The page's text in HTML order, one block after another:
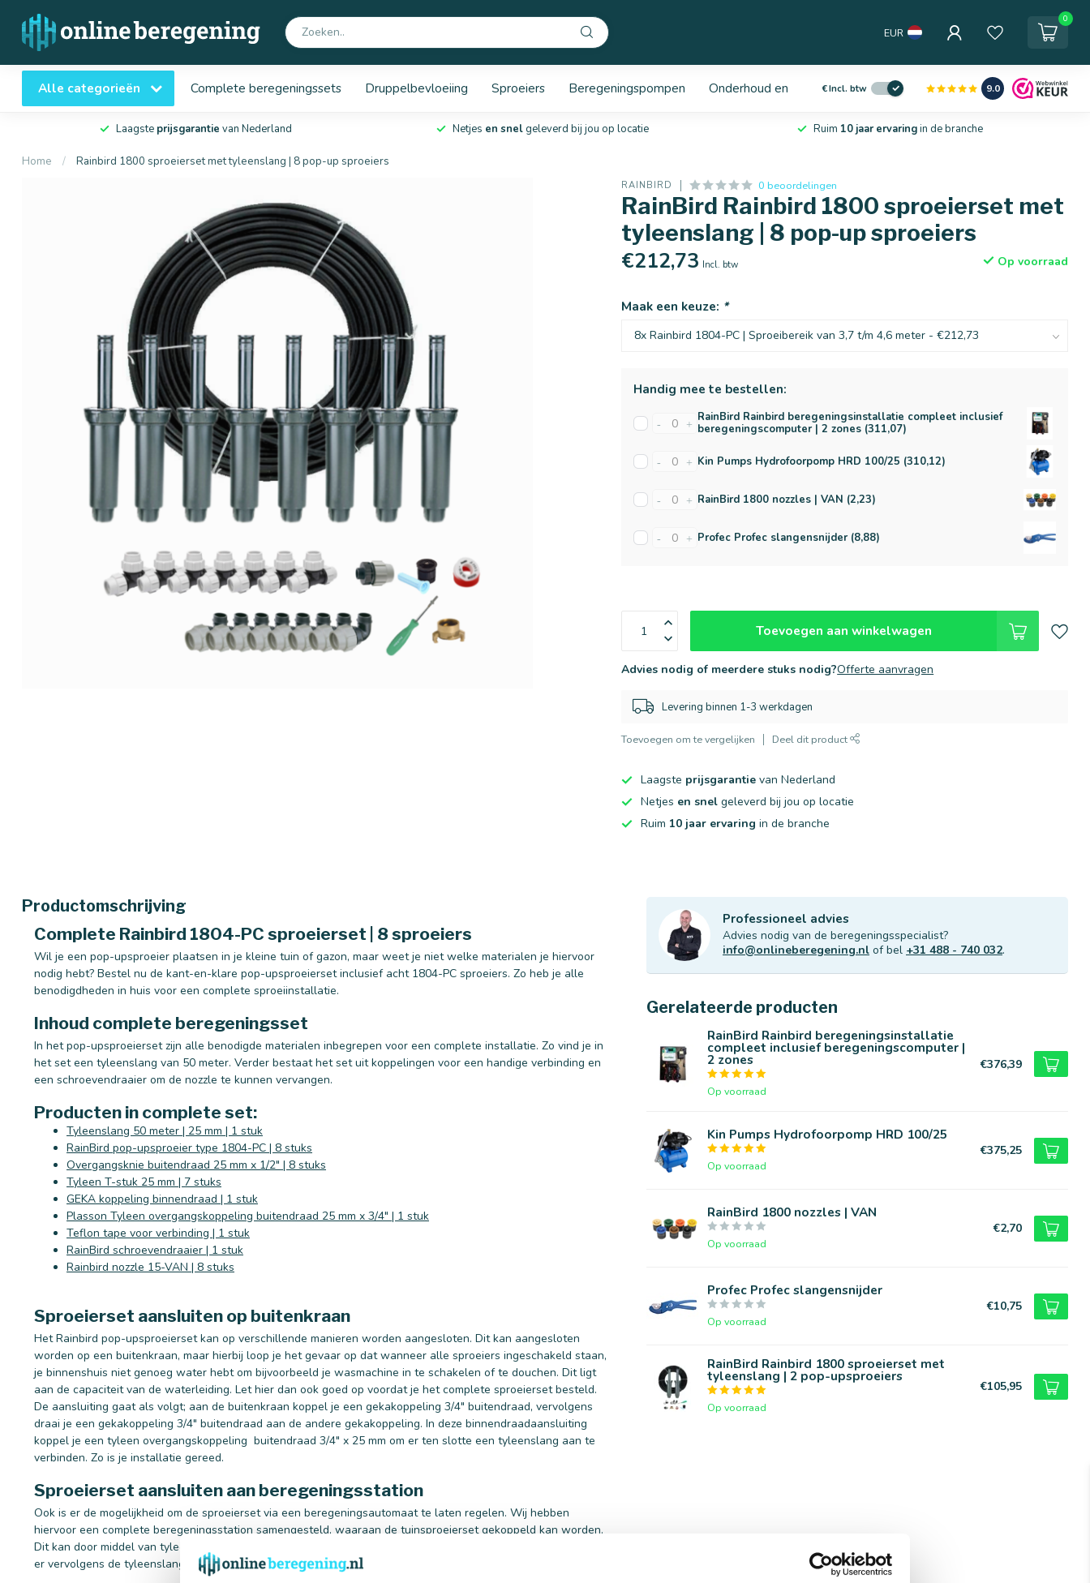
EUR
0
Alle categorieën Complete beregeningssets Druppelbevloeiing Sproeiers Beregeningspompen Onderhoud en service
€Incl. btw 9.0
Laagste prijsgarantie van Nederland Netjes en snelgeleverd bij jou op locatie Ruim 10 jaar ervaringin de branche
Home / Rainbird 1800 sproeierset met tyleenslang | 8 pop-up sproeiers
RAINBIRD 0 beoordelingen
RainBird Rainbird 1800 sproeierset met
tyleenslang | 8 pop-up sproeiers
€212,73 Incl. btw Op voorraad
Maak een keuze: *
Handig mee te bestellen:
- + RainBird Rainbird beregeningsinstallatie compleet inclusief
beregeningscomputer | 2 zones (311,07)
- + Kin Pumps Hydrofoorpomp HRD 100/25 (310,12)
- + RainBird 1800 nozzles | VAN (2,23)
- + Profec Profec slangensnijder (8,88)
Toevoegen aan winkelwagen
Advies nodig of meerdere stuks nodig?Offerte aanvragen
Levering binnen 1-3 werkdagen
Toevoegen om te vergelijken Deel dit product
Laagste prijsgarantie van Nederland
Netjes en snel geleverd bij jou op locatie
Ruim 10 jaar ervaring in de branche
Productomschrijving
Complete Rainbird 1804-PC sproeierset | 8 sproeiers
Wil je een pop-upsproeier plaatsen in je kleine tuin of gazon, maar weet je niet welke materialen je hiervoor
nodig hebt? Bestel nu de kant-en-klare pop-upsproeierset inclusief acht 1804-PC sproeiers. Zo heb je alle
benodigdheden in huis voor een complete sproeiinstallatie.
Inhoud complete beregeningsset
In het pop-upsproeierset zijn alle benodigde materialen inbegrepen voor een complete installatie. Zo vind je in
het set een tyleenslang van 50 meter. Verder bestaat het set uit koppelingen voor een handige verbinding en
een schroevendraaier om de nozzle te kunnen vervangen.
Producten in complete set:
Tyleenslang 50 meter | 25 mm | 1 stuk
RainBird pop-upsproeier type 1804-PC | 8 stuks
Overgangsknie buitendraad 25 mm x 1/2" | 8 stuks
Tyleen T-stuk 25 mm | 7 stuks
GEKA koppeling binnendraad | 1 stuk
Plasson Tyleen overgangskoppeling buitendraad 25 mm x 3/4" | 1 stuk
Teflon tape voor verbinding | 1 stuk
RainBird schroevendraaier | 1 stuk
Rainbird nozzle 15-VAN | 8 stuks
Sproeierset aansluiten op buitenkraan
Het Rainbird pop-upsproeierset kan op verschillende manieren worden aangesloten. Dit kan aangesloten
worden op een buitenkraan, maar hierbij loop je het gevaar op dat wanneer alle sproeiers ingeschakeld staan,
je binnenshuis niet genoeg water hebt om bijvoorbeeld je wasmachine in te schakelen of te douchen. Dit ligt
aan de capaciteit van de waterleiding. Let hier dan ook goed op voordat je het complete sproeierset besteld.
De aansluiting gaat als volgt; aan de buitenkraan koppel je een gekakoppeling 3/4" buitendraad, vervolgens
draai je een gekakoppeling 3/4" buitendraad aan de andere gekakoppeling. In deze binnendraadaansluiting
koppel je een tyleen overgangskoppeling buitendraad 3/4" x 25 mm om er ten slotte een tyleenslang aan te
verbinden. Zo is je installatie gereed.
Sproeierset aansluiten aan beregeningsstation
Ook is er de mogelijkheid om de sproeierset via een beregeningsautomaat te laten regelen. Wij hebben
hiervoor een complete beregeningsstation samengesteld, waaraan de tuinsproeierset gekoppeld kan worden.
Dit kan door middel van tyleen overgangskoppelingen buitendraad 1" aan de magneetkleppen te koppelen en
er vervolgens de tyleenslang er aan te verbinden.
Professioneel advies
Advies nodig van de beregeningsspecialist?
info@onlineberegening.nl of bel +31 488 - 740 032.
Gerelateerde producten
RainBird Rainbird beregeningsinstallatie
compleet inclusief beregeningscomputer |
2 zones
Op voorraad
€376,39
Kin Pumps Hydrofoorpomp HRD 100/25
Op voorraad
€375,25
RainBird 1800 nozzles | VAN
Op voorraad
€2,70
Profec Profec slangensnijder
Op voorraad
€10,75
RainBird Rainbird 1800 sproeierset met
tyleenslang | 2 pop-upsproeiers
Op voorraad
€105,95